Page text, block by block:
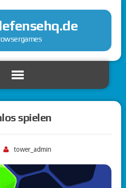
spielen
tower_admin